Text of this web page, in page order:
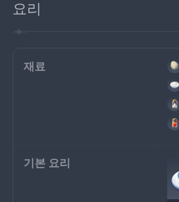
요리
재료
기본 요리